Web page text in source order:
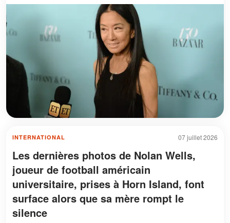
07 juillet 2026
INTERNATIONAL
Les dernières photos de Nolan Wells,
joueur de football américain
universitaire, prises à Horn Island, font
surface alors que sa mère rompt le
silence